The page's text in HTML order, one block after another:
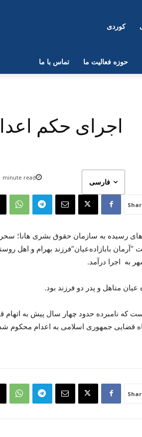
کوردی
حوزه فعالیت ما تماس با ما
اجرای حکم
minute read فارسی
“آرمان بابازاده‌عیان”فرزند بهرام و اهل
به اجرا درآمد.
عیان متاهل و پدر دو فرزند بود.
که نامبرده حدود چهار سال پیش بە
قضایی جمهوری اسلامی به اعدام محکوم